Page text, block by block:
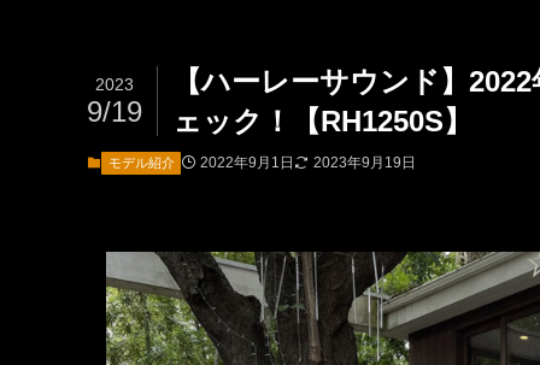
【ハーレーサウンド】
ェック！【RH1250S】
2023
9/19
モデル紹介 2022年9月1日 2023年9月19日